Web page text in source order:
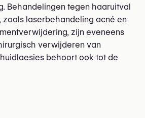
Behandelingen tegen haaruitval
zoals laserbehandeling acné en
zijn eveneens
verwijderen van
behoort ook tot de